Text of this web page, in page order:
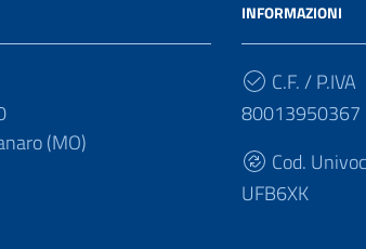
(MO)
INFORMAZIONI
C.F. / P.IVA
80013950367
Cod.
UFB6XK